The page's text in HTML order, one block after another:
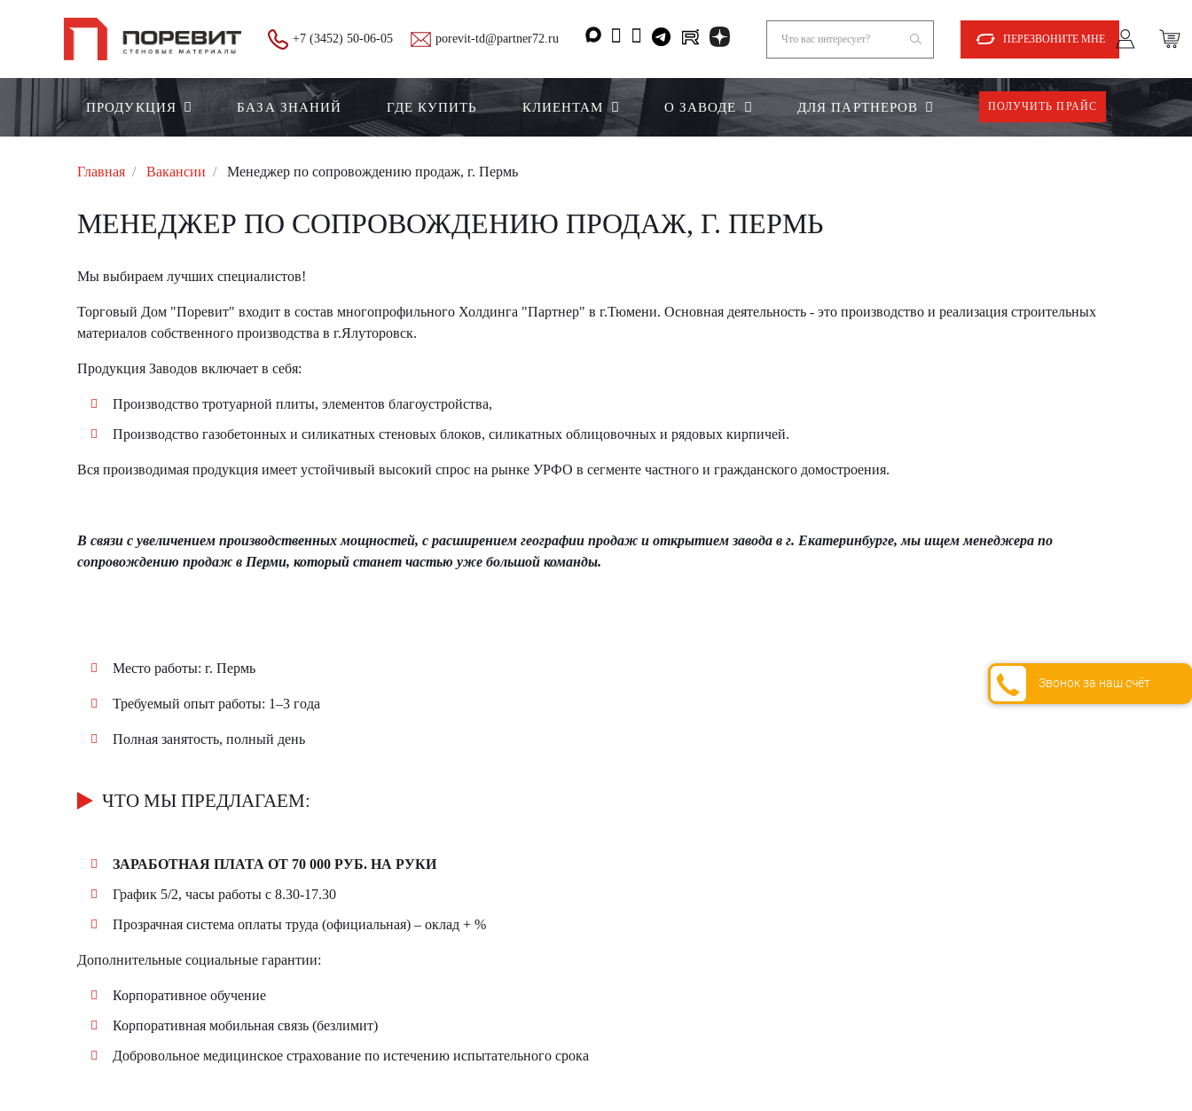
+7 (3452) 50-06-05 porevit-td@partner72.ru ПЕРЕЗВОНИТЕ МНЕ
ПРОДУКЦИЯ БАЗА ЗНАНИЙ ГДЕ КУПИТЬ КЛИЕНТАМ О ЗАВОДЕ ДЛЯ ПАРТНЕРОВ ПОЛУЧИТЬ ПРАЙС
Главная Вакансии Менеджер по сопровождению продаж, г. Пермь
МЕНЕДЖЕР ПО СОПРОВОЖДЕНИЮ ПРОДАЖ, Г. ПЕРМЬ
Мы выбираем лучших специалистов!
Торговый Дом "Поревит" входит в состав многопрофильного Холдинга "Партнер" в г.Тюмени. Основная деятельность - это производство и реализация строительных
материалов собственного производства в г.Ялуторовск.
Продукция Заводов включает в себя:
Производство тротуарной плиты, элементов благоустройства,
Производство газобетонных и силикатных стеновых блоков, силикатных облицовочных и рядовых кирпичей.
Вся производимая продукция имеет устойчивый высокий спрос на рынке УРФО в сегменте частного и гражданского домостроения.
В связи с увеличением производственных мощностей, с расширением географии продаж и открытием завода в г. Екатеринбурге, мы ищем менеджера по
сопровождению продаж в Перми, который станет частью уже большой команды.
Место работы: г. Пермь
Требуемый опыт работы: 1–3 года
Полная занятость, полный день
ЧТО МЫ ПРЕДЛАГАЕМ:
ЗАРАБОТНАЯ ПЛАТА ОТ 70 000 РУБ. НА РУКИ
График 5/2, часы работы с 8.30-17.30
Прозрачная система оплаты труда (официальная) – оклад + %
Дополнительные социальные гарантии:
Корпоративное обучение
Корпоративная мобильная связь (безлимит)
Добровольное медицинское страхование по истечению испытательного срока
Звонок за наш счёт